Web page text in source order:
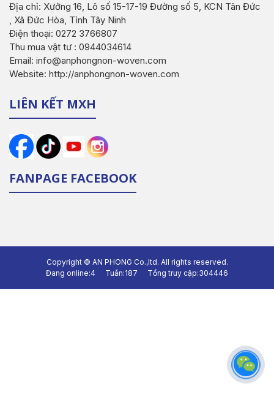
Địa chỉ: Xưởng 16, Lô số 15-17-19 Đường số 5, KCN Tân Đức
, Xã Đức Hòa, Tỉnh Tây Ninh
Điện thoại: 0272 3766807
Thu mua vật tư : 0944034614
Email: info@anphongnon-woven.com
Website: http://anphongnon-woven.com
LIÊN KẾT MXH
FANPAGE FACEBOOK
Copyright © AN PHONG Co.,ltd. All rights reserved.
Đang online:4 Tuần:187 Tổng truy cập:304446